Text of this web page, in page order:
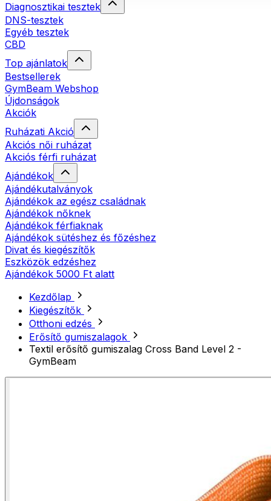
Diagnosztikai tesztek
DNS-tesztek
Egyéb tesztek
CBD
Top ajánlatok
Bestsellerek
GymBeam Webshop
Újdonságok
Akciók
Ruházati Akció
Akciós női ruházat
Akciós férfi ruházat
Ajándékok
Ajándékutalványok
Ajándékok az egész családnak
Ajándékok nőknek
Ajándékok férfiaknak
Ajándékok sütéshez és főzéshez
Divat és kiegészítők
Eszközök edzéshez
Ajándékok 5000 Ft alatt
Kezdőlap
Kiegészítők
Otthoni edzés
Erősítő gumiszalagok
Textil erősítő gumiszalag Cross Band Level 2 -
GymBeam